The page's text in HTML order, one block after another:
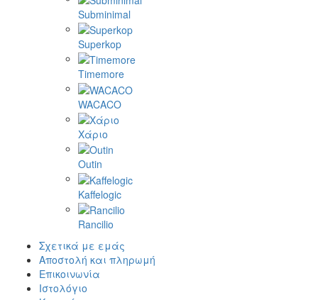
Subminimal
Superkop
Timemore
WACACO
Χάριο
Outin
Kaffelogic
Rancilio
Σχετικά με εμάς
Αποστολή και πληρωμή
Επικοινωνία
Ιστολόγιο